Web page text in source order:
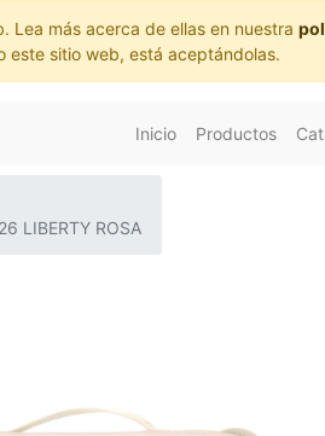
Lea más acerca de ellas en nuestra
este sitio web, está aceptándolas.
Inicio Productos
LIBERTY ROSA